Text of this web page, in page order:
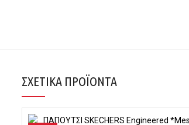
ΣΧΕΤΙΚΆ ΠΡΟΪΌΝΤΑ